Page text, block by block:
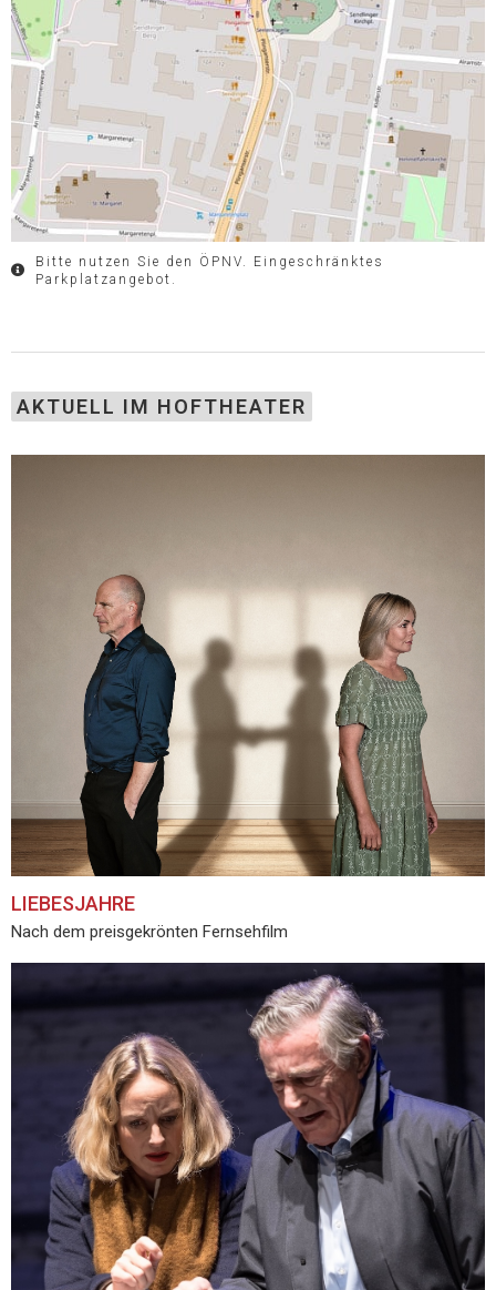
Bitte nutzen Sie den ÖPNV. Eingeschränktes
Parkplatzangebot.
AKTUELL IM HOFTHEATER
LIEBESJAHRE
Nach dem preisgekrönten Fernsehfilm